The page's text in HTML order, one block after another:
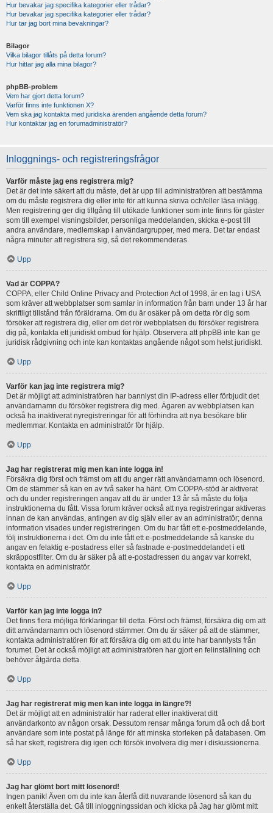
Hur bevakar jag specifika kategorier eller trådar?
Hur bevakar jag specifika kategorier eller trådar?
Hur tar jag bort mina bevakningar?
Bilagor
Vilka bilagor tillåts på detta forum?
Hur hittar jag alla mina bilagor?
phpBB-problem
Vem har gjort detta forum?
Varför finns inte funktionen X?
Vem ska jag kontakta med juridiska ärenden angående detta forum?
Hur kontaktar jag en forumadministratör?
Inloggnings- och registreringsfrågor
Varför måste jag ens registrera mig?
Det är det inte säkert att du måste, det är upp till administratören att bestämma
om du måste registrera dig eller inte för att kunna skriva och/eller läsa inlägg.
Men registrering ger dig tillgång till utökade funktioner som inte finns för gäster
som till exempel visningsbilder, personliga meddelanden, skicka e-post till
andra användare, medlemskap i användargrupper, med mera. Det tar endast
några minuter att registrera sig, så det rekommenderas.
Upp
Vad är COPPA?
COPPA, eller Child Online Privacy and Protection Act of 1998, är en lag i USA
som kräver att webbplatser som samlar in information från barn under 13 år har
skriftligt tillstånd från föräldrarna. Om du är osäker på om detta rör dig som
försöker att registrera dig, eller om det rör webbplatsen du försöker registrera
dig på, kontakta ett juridiskt ombud för hjälp. Observera att phpBB inte kan ge
juridisk rådgivning och inte kan kontaktas angående något som helst juridiskt.
Upp
Varför kan jag inte registrera mig?
Det är möjligt att administratören har bannlyst din IP-adress eller förbjudit det
användarnamn du försöker registrera dig med. Ägaren av webbplatsen kan
också ha inaktiverat nyregistreringar för att förhindra att nya besökare blir
medlemmar. Kontakta en administratör för hjälp.
Upp
Jag har registrerat mig men kan inte logga in!
Försäkra dig först och främst om att du anger rätt användarnamn och lösenord.
Om de stämmer så kan en av två saker ha hänt. Om COPPA-stöd är aktiverat
och du under registreringen angav att du är under 13 år så måste du följa
instruktionerna du fått. Vissa forum kräver också att nya registreringar aktiveras
innan de kan användas, antingen av dig själv eller av an administratör; denna
information visades under registreringen. Om du har fått ett e-postmeddelande,
följ instruktionerna i det. Om du inte fått ett e-postmeddelande så kanske du
angav en felaktig e-postadress eller så fastnade e-postmeddelandet i ett
skräppostfilter. Om du är säker på att e-postadressen du angav var korrekt,
kontakta en administratör.
Upp
Varför kan jag inte logga in?
Det finns flera möjliga förklaringar till detta. Först och främst, försäkra dig om att
ditt användarnamn och lösenord stämmer. Om du är säker på att de stämmer,
kontakta administratören för att försäkra dig om att du inte har bannlysts från
forumet. Det är också möjligt att administratören har gjort en felinställning och
behöver åtgärda detta.
Upp
Jag har registrerat mig men kan inte logga in längre?!
Det är möjligt att en administratör har raderat eller inaktiverat ditt
användarkonto av någon orsak. Dessutom rensar många forum då och då bort
användare som inte postat på länge för att minska storleken på databasen. Om
så har skett, registrera dig igen och försök involvera dig mer i diskussionerna.
Upp
Jag har glömt bort mitt lösenord!
Ingen panik! Även om du inte kan återfå ditt nuvarande lösenord så kan du
enkelt återställa det. Gå till inloggningssidan och klicka på Jag har glömt mitt